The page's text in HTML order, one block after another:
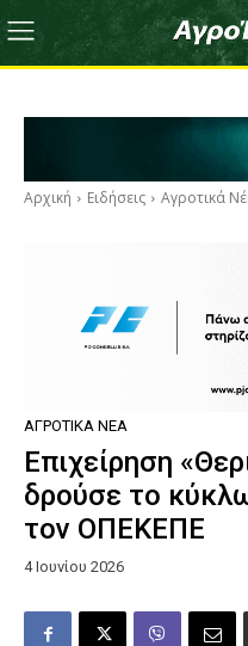
Αρχική Ειδήσεις Αγροτικά
ΑΓΡΟΤΙΚΆ ΝΈΑ
Επιχείρηση
δρούσε το
τον ΟΠΕΚΕΠΕ
4 Ιουνίου 2026